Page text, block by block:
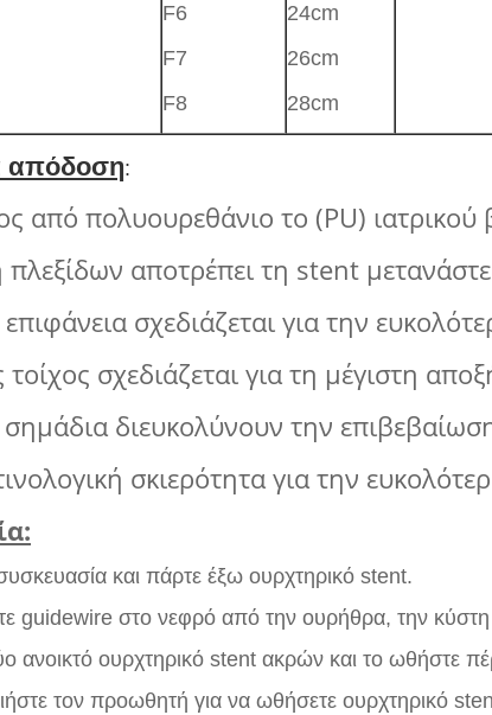
F6
F7
F8
24cm
26cm
28cm
απόδοση:
από πολυουρεθάνιο το (PU)
αποτρέπει τη stent
σχεδιάζεται για την
σχεδιάζεται για τη μέγιστη
διευκολύνουν την
σκιερότητα για την
και πάρτε έξω ουρχτηρικό stent.
guidewire στο νεφρό από την ουρήθρα, την κύστη
ανοικτό ουρχτηρικό stent ακρών και το ωθήστε
τον προωθητή για να ωθήσετε ουρχτηρικό